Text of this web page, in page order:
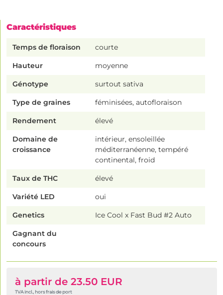
Caractéristiques
Temps de floraison courte
Hauteur moyenne
Génotype surtout sativa
Type de graines féminisées, autofloraison
Rendement élevé
Domaine de
croissance
intérieur, ensoleillée
méditerranéenne, tempéré
continental, froid
Taux de THC élevé
Variété LED oui
Genetics Ice Cool x Fast Bud #2 Auto
Gagnant du
concours
à partir de 23.50 EUR
TVA incl., hors frais de port